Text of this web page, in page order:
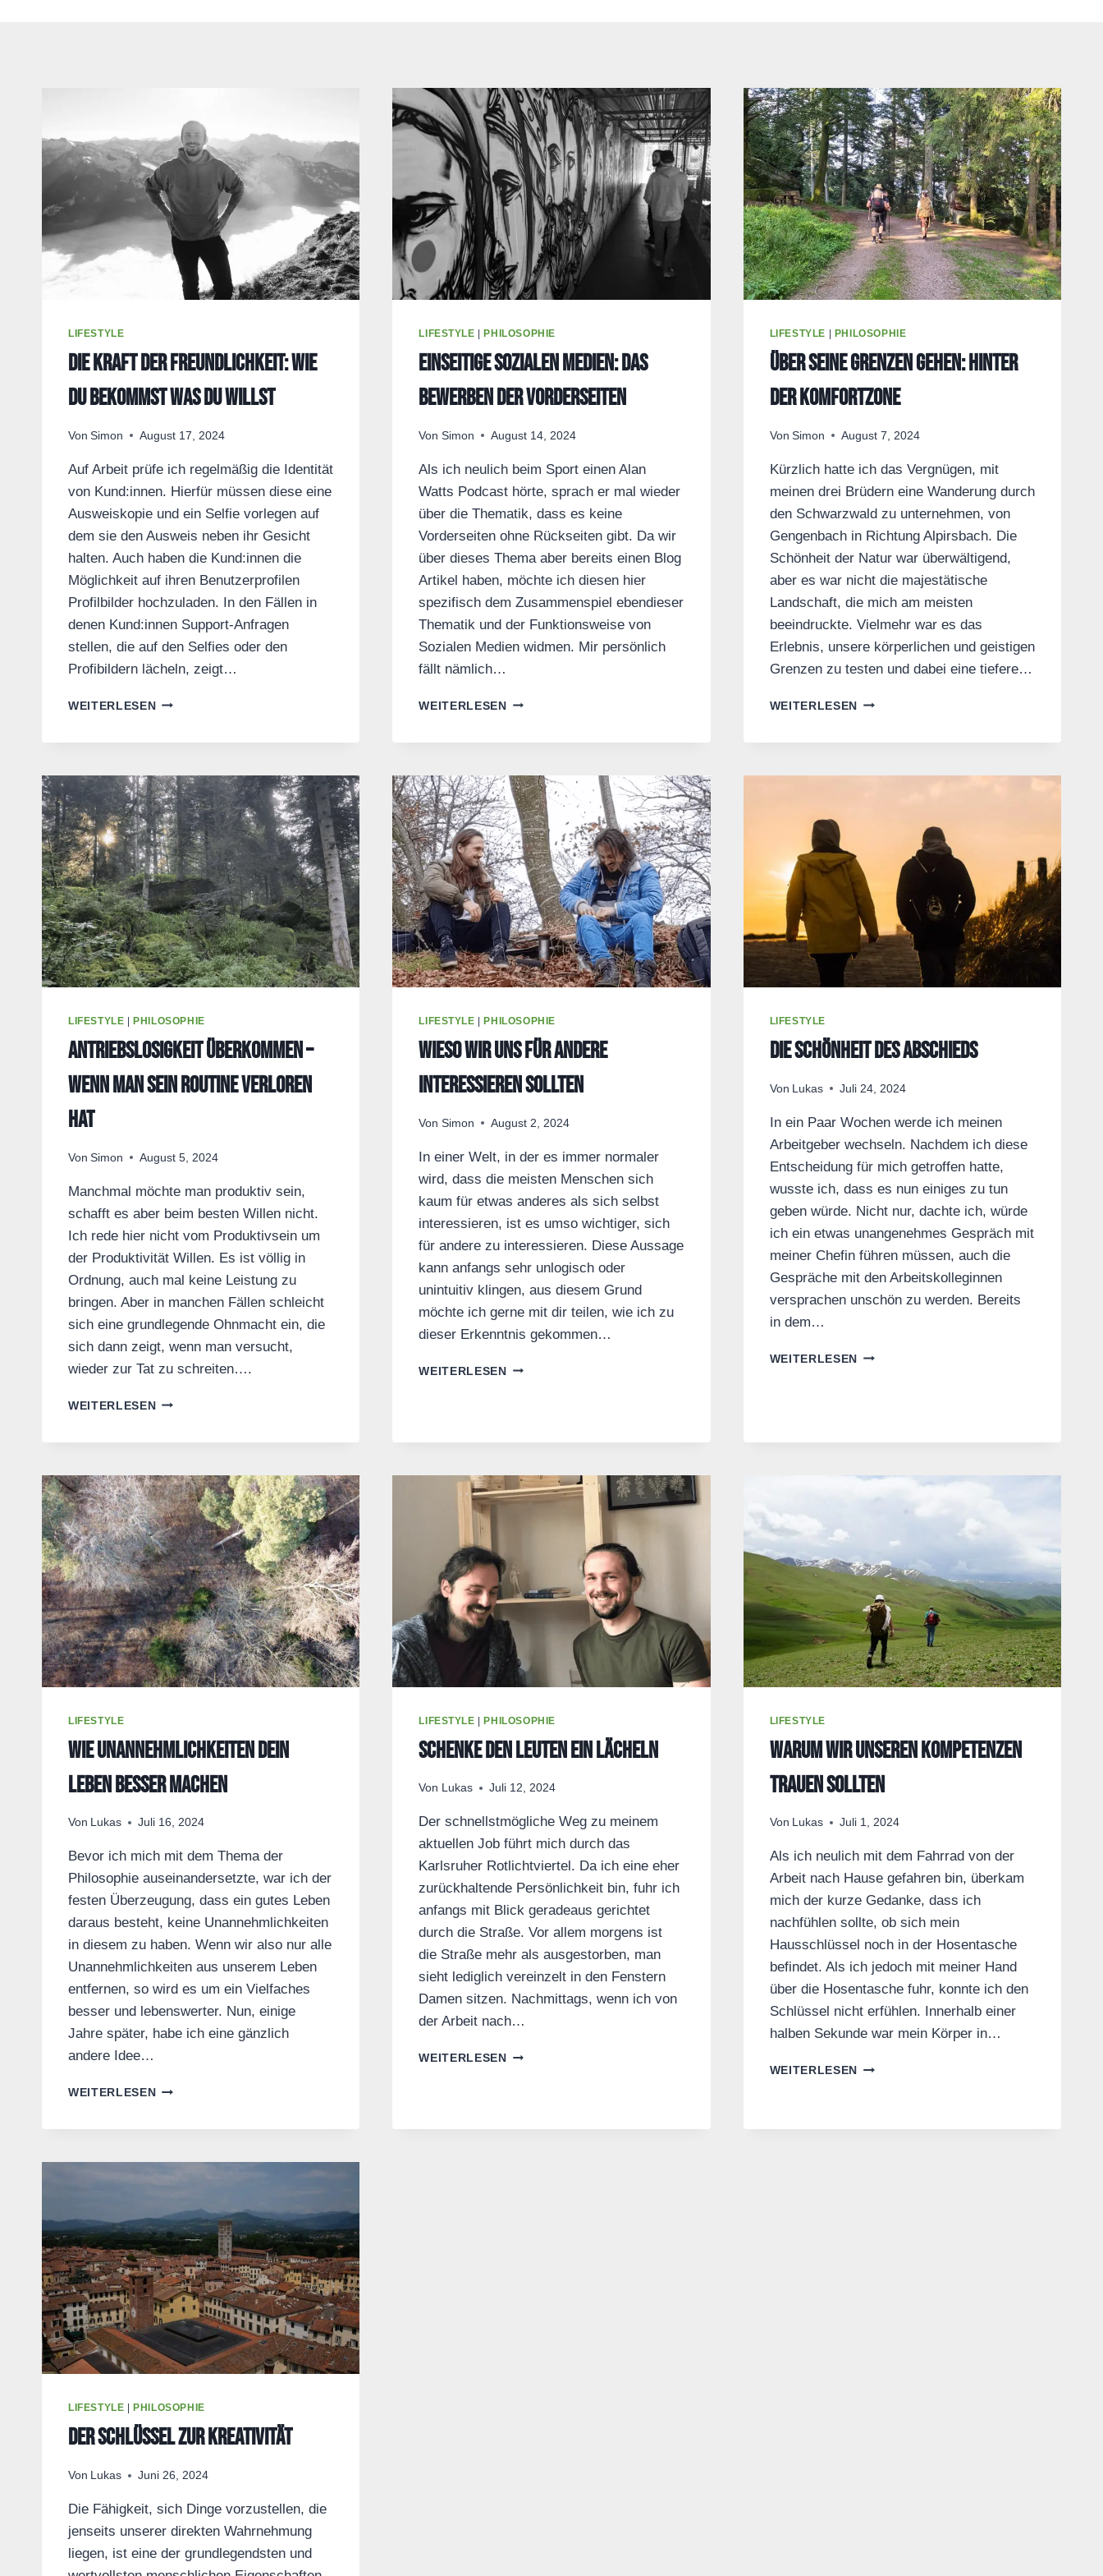
LIFESTYLE
Die Kraft der Freundlichkeit: Wie
du bekommst was du willst
Von Simon August 17, 2024
Auf Arbeit prüfe ich regelmäßig die Identität
von Kund:innen. Hierfür müssen diese eine
Ausweiskopie und ein Selfie vorlegen auf
dem sie den Ausweis neben ihr Gesicht
halten. Auch haben die Kund:innen die
Möglichkeit auf ihren Benutzerprofilen
Profilbilder hochzuladen. In den Fällen in
denen Kund:innen Support-Anfragen
stellen, die auf den Selfies oder den
Profibildern lächeln, zeigt…
WEITERLESENDIE
DU
BEKOMMST
WAS
DU
WILLST
LIFESTYLE PHILOSOPHIE
Einseitige Sozialen Medien: Das
Bewerben der Vorderseiten
Von Simon August 14, 2024
Als ich neulich beim Sport einen Alan
Watts Podcast hörte, sprach er mal wieder
über die Thematik, dass es keine
Vorderseiten ohne Rückseiten gibt. Da wir
über dieses Thema aber bereits einen Blog
Artikel haben, möchte ich diesen hier
spezifisch dem Zusammenspiel ebendieser
Thematik und der Funktionsweise von
Sozialen Medien widmen. Mir persönlich
fällt nämlich…
WEITERLESENEINSEITIGE
DER
VORDERSEITEN
LIFESTYLE PHILOSOPHIE
Über seine Grenzen gehen: Hinter
der Komfortzone
Von Simon August 7, 2024
Kürzlich hatte ich das Vergnügen, mit
meinen drei Brüdern eine Wanderung durch
den Schwarzwald zu unternehmen, von
Gengenbach in Richtung Alpirsbach. Die
Schönheit der Natur war überwältigend,
aber es war nicht die majestätische
Landschaft, die mich am meisten
beeindruckte. Vielmehr war es das
Erlebnis, unsere körperlichen und geistigen
Grenzen zu testen und dabei eine tiefere…
WEITERLESEN
ÜBER
LIFESTYLE PHILOSOPHIE
Antriebslosigkeit überkommen –
Wenn man sein Routine verloren
hat
Von Simon August 5, 2024
Manchmal möchte man produktiv sein,
schafft es aber beim besten Willen nicht.
Ich rede hier nicht vom Produktivsein um
der Produktivität Willen. Es ist völlig in
Ordnung, auch mal keine Leistung zu
bringen. Aber in manchen Fällen schleicht
sich eine grundlegende Ohnmacht ein, die
sich dann zeigt, wenn man versucht,
wieder zur Tat zu schreiten….
WEITERLESENANTRIEBSLOSIGKEIT
SEIN
ROUTINE
VERLOREN
HAT
LIFESTYLE PHILOSOPHIE
Wieso wir uns für andere
interessieren sollten
Von Simon August 2, 2024
In einer Welt, in der es immer normaler
wird, dass die meisten Menschen sich
kaum für etwas anderes als sich selbst
interessieren, ist es umso wichtiger, sich
für andere zu interessieren. Diese Aussage
kann anfangs sehr unlogisch oder
unintuitiv klingen, aus diesem Grund
möchte ich gerne mit dir teilen, wie ich zu
dieser Erkenntnis gekommen…
WEITERLESENWIESO
LIFESTYLE
Die Schönheit des Abschieds
Von Lukas Juli 24, 2024
In ein Paar Wochen werde ich meinen
Arbeitgeber wechseln. Nachdem ich diese
Entscheidung für mich getroffen hatte,
wusste ich, dass es nun einiges zu tun
geben würde. Nicht nur, dachte ich, würde
ich ein etwas unangenehmes Gespräch mit
meiner Chefin führen müssen, auch die
Gespräche mit den Arbeitskolleginnen
versprachen unschön zu werden. Bereits
in dem…
WEITERLESEN DIE
LIFESTYLE
Wie Unannehmlichkeiten dein
Leben besser machen
Von Lukas Juli 16, 2024
Bevor ich mich mit dem Thema der
Philosophie auseinandersetzte, war ich der
festen Überzeugung, dass ein gutes Leben
daraus besteht, keine Unannehmlichkeiten
in diesem zu haben. Wenn wir also nur alle
Unannehmlichkeiten aus unserem Leben
entfernen, so wird es um ein Vielfaches
besser und lebenswerter. Nun, einige
Jahre später, habe ich eine gänzlich
andere Idee…
WEITERLESENWIE
LIFESTYLE |PHILOSOPHIE
Schenke den Leuten ein Lächeln
Von Lukas Juli 12, 2024
Der schnellstmögliche Weg zu meinem
aktuellen Job führt mich durch das
Karlsruher Rotlichtviertel. Da ich eine eher
zurückhaltende Persönlichkeit bin, fuhr ich
anfangs mit Blick geradeaus gerichtet
durch die Straße. Vor allem morgens ist
die Straße mehr als ausgestorben, man
sieht lediglich vereinzelt in den Fenstern
Damen sitzen. Nachmittags, wenn ich von
der Arbeit nach…
WEITERLESENSCHENKE
LIFESTYLE
Warum wir unseren Kompetenzen
trauen sollten
Von Lukas Juli 1, 2024
Als ich neulich mit dem Fahrrad von der
Arbeit nach Hause gefahren bin, überkam
mich der kurze Gedanke, dass ich
nachfühlen sollte, ob sich mein
Hausschlüssel noch in der Hosentasche
befindet. Als ich jedoch mit meiner Hand
über die Hosentasche fuhr, konnte ich den
Schlüssel nicht erfühlen. Innerhalb einer
halben Sekunde war mein Körper in…
WEITERLESEN
WARUM
LIFESTYLE PHILOSOPHIE
Der Schlüssel zur Kreativität
Von Lukas Juni 26, 2024
Die Fähigkeit, sich Dinge vorzustellen, die
jenseits unserer direkten Wahrnehmung
liegen, ist eine der grundlegendsten und